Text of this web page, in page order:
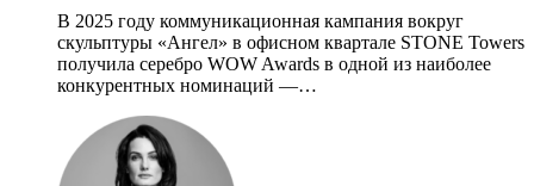
В 2025 году коммуникационная кампания вокруг
скульптуры «Ангел» в офисном квартале STONE Towers
получила серебро WOW Awards в одной из наиболее
конкурентных номинаций —…